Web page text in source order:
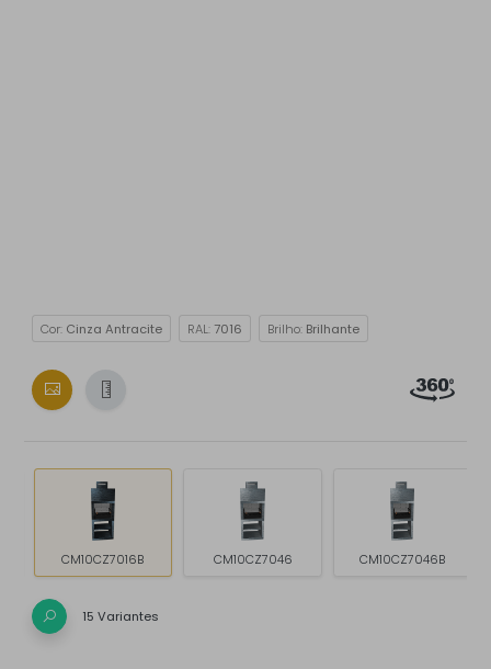
Cor: Cinza Antracite RAL:7016 Brilho: Brilhante
CM10CZ7016B CM10CZ7046 CM10CZ7046B
15 Variantes